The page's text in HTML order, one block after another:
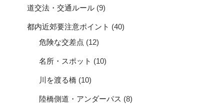
道交法・交通ルール (9)
都内近郊要注意ポイント (40)
危険な交差点 (12)
名所・スポット (10)
川を渡る橋 (10)
陸橋側道・アンダーパス (8)